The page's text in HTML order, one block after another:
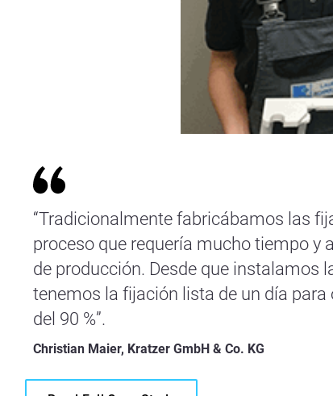
“Tradicionalmente fabricábamos las
proceso que requería mucho tiempo y
de producción. Desde que instalamos
tenemos la fijación lista de un día
del 90 %”.
Christian Maier, Kratzer GmbH & Co. KG